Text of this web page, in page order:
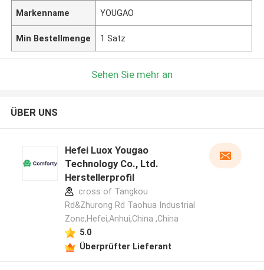
Markenname YOUGAO
Min Bestellmenge 1 Satz
Sehen Sie mehr an
ÜBER UNS
Hefei Luox Yougao
Technology Co., Ltd.
Herstellerprofil
cross of Tangkou
Rd&Zhurong Rd Taohua Industrial
Zone,Hefei,Anhui,China ,China
5.0
Überprüfter Lieferant